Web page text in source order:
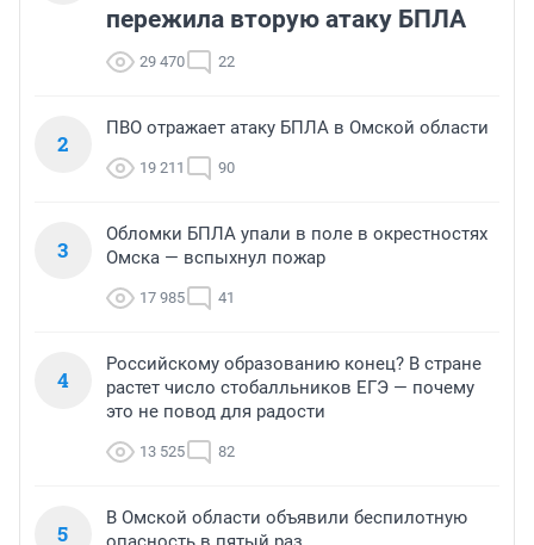
пережила вторую атаку БПЛА
29 470 22
2
ПВО отражает атаку БПЛА в Омской области
19 211 90
3
Обломки БПЛА упали в поле в окрестностях
Омска — вспыхнул пожар
17 985 41
4
Российскому образованию конец? В стране
растет число стобалльников ЕГЭ — почему
это не повод для радости
13 525 82
5
В Омской области объявили беспилотную